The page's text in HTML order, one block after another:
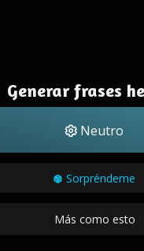
Generar frases
Neutro
Sorpréndeme
Más como esto